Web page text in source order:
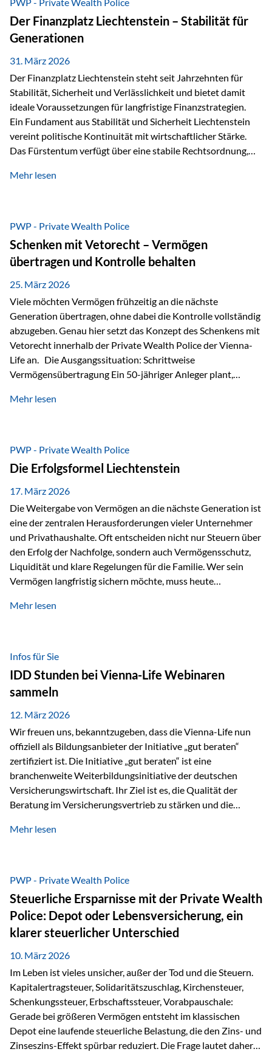
heißt das:Diese Gelder gehören im Konkursfall nicht zur
allgemeinen Konkursmasse, sondern werden ausschließlich
zur Erfüllung…
Der Finanzplatz Liechtenstein – Stabilität für
Generationen
31. März 2026
Der Finanzplatz Liechtenstein steht seit Jahrzehnten für
Stabilität, Sicherheit und Verlässlichkeit und bietet damit
ideale Voraussetzungen für langfristige Finanzstrategien.
Ein Fundament aus Stabilität und Sicherheit Liechtenstein
vereint politische Kontinuität mit wirtschaftlicher Stärke.
Das Fürstentum verfügt über eine stabile Rechtsordnung,
monarchischen Elementen basiert. Diese Struktur schafft
und Unternehmen. Ein wesentliches Merkmal ist die
Staatsfinanzierung: Liechtenstein weist keine
Staatsschulden auf, und der Schutz der wirtschaftlichen
Interessen der Bevölkerung ist in der Verfassung verankert.
Besonders hervorzuheben ist hierbei Artikel 14 der
liechtensteinischen Verfassung. Darin…
Mehr lesen
PWP - Private Wealth Police
Schenken mit Vetorecht – Vermögen
übertragen und Kontrolle behalten
25. März 2026
Viele möchten Vermögen frühzeitig an die nächste
Generation übertragen, ohne dabei die Kontrolle vollständig
abzugeben. Genau hier setzt das Konzept des Schenkens mit
Vetorecht innerhalb der Private Wealth Police der Vienna-
Life an. Die Ausgangssituation: Schrittweise
Vermögensübertragung Ein 50-jähriger Anleger plant,
der steuerliche Freibetrag optimal genutzt werden, sondern
strukturierte, langfristige Vermögensübertragung, ohne die
Kontrolle vollständig aus der Hand zu geben. Die Lösung:
Abschmelzung mit Vetorecht Die Umsetzung erfolgt über die
Private Wealth Police…
Mehr lesen
PWP - Private Wealth Police
Die Erfolgsformel Liechtenstein
17. März 2026
Die Weitergabe von Vermögen an die nächste Generation ist
eine der zentralen Herausforderungen vieler Unternehmer
und Privathaushalte. Oft entscheiden nicht nur Steuern über
den Erfolg der Nachfolge, sondern auch Vermögensschutz,
Liquidität und klare Regelungen für die Familie. Wer sein
Vermögen langfristig sichern möchte, muss heute
„Erfolgsformel Liechtenstein“, herausgegeben und verfasst
Vermögensschutz strategisch miteinander verbindet.
Warum klassische Nachfolgeplanung oft scheitert Viele
Vermögen werden erst im Todesfall übertragen. Das kann zu
Problemen führen: Hohe Erbschaftsteuern Streitigkeiten
zwischen Erben Liquiditätsprobleme bei Immobilien…
Mehr lesen
Infos für Sie
IDD Stunden bei Vienna-Life Webinaren
sammeln
12. März 2026
Wir freuen uns, bekanntzugeben, dass die Vienna-Life nun
offiziell als Bildungsanbieter der Initiative „gut beraten“
zertifiziert ist. Die Initiative „gut beraten“ ist eine
branchenweite Weiterbildungsinitiative der deutschen
Versicherungswirtschaft. Ihr Ziel ist es, die Qualität der
Beratung im Versicherungsvertrieb zu stärken und die
Personen transparent zu dokumentieren. Seit der
Stunden pro Jahr für vertrieblich tätige Personen in der
Versicherungsbranche. Über die Weiterbildungsdatenbank
von „gut beraten“ können absolvierte Bildungsmaßnahmen
zentral erfasst und dokumentiert werden. „gut beraten“
zertifiziert Als zertifizierter Bildungsanbieter können unsere
Webinare nun für die…
Mehr lesen
PWP - Private Wealth Police
Steuerliche Ersparnisse mit der Private Wealth
Police: Depot oder Lebensversicherung, ein
klarer steuerlicher Unterschied
10. März 2026
Im Leben ist vieles unsicher, außer der Tod und die Steuern.
Kapitalertragsteuer, Solidaritätszuschlag, Kirchensteuer,
Schenkungssteuer, Erbschaftssteuer, Vorabpauschale:
Gerade bei größeren Vermögen entsteht im klassischen
Depot eine laufende steuerliche Belastung, die den Zins- und
Zinseszins-Effekt spürbar reduziert. Die Frage lautet daher: